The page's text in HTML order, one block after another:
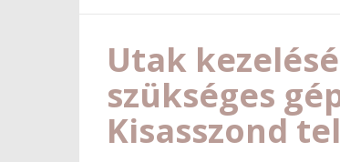
Utak
szükséges
Kisasszond